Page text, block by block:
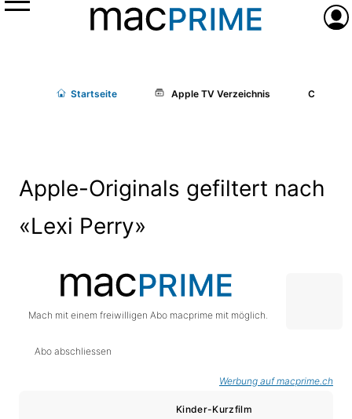
Menü
Startseite Apple TV Verzeichnis Cast/
Apple-Originals gefiltert nach
«Lexi Perry»
Mach mit einem freiwilligen Abo macprime mit möglich.
Abo abschliessen
Werbung auf macprime.ch
Kinder-Kurzfilm